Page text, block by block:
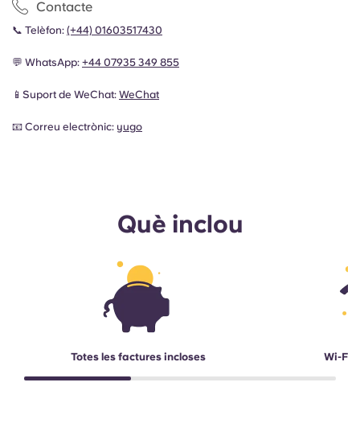
Contacte
📞 Telèfon: (+44) 01603517430
💬 WhatsApp: +44 07935 349 855
📱Suport de WeChat: WeChat
📧 Correu electrònic: yugo
Què inclou
Totes les factures incloses Wi-Fi